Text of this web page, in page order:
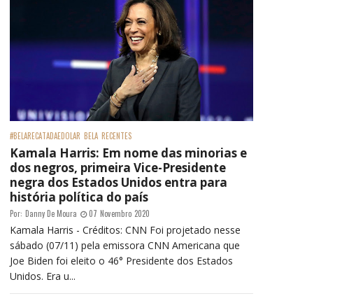
#BELARECATADAEDOLAR BELA RECENTES
Kamala Harris: Em nome das minorias e
dos negros, primeira Vice-Presidente
negra dos Estados Unidos entra para
história política do país
Por: Danny De Moura 07 Novembro 2020
Kamala Harris - Créditos: CNN Foi projetado nesse
sábado (07/11) pela emissora CNN Americana que
Joe Biden foi eleito o 46° Presidente dos Estados
Unidos. Era u...